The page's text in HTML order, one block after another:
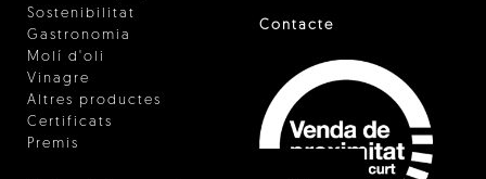
Sostenibilitat
Gastronomia
Molí d'oli
Vinagre
Altres productes
Certificats
Premis
Contacte